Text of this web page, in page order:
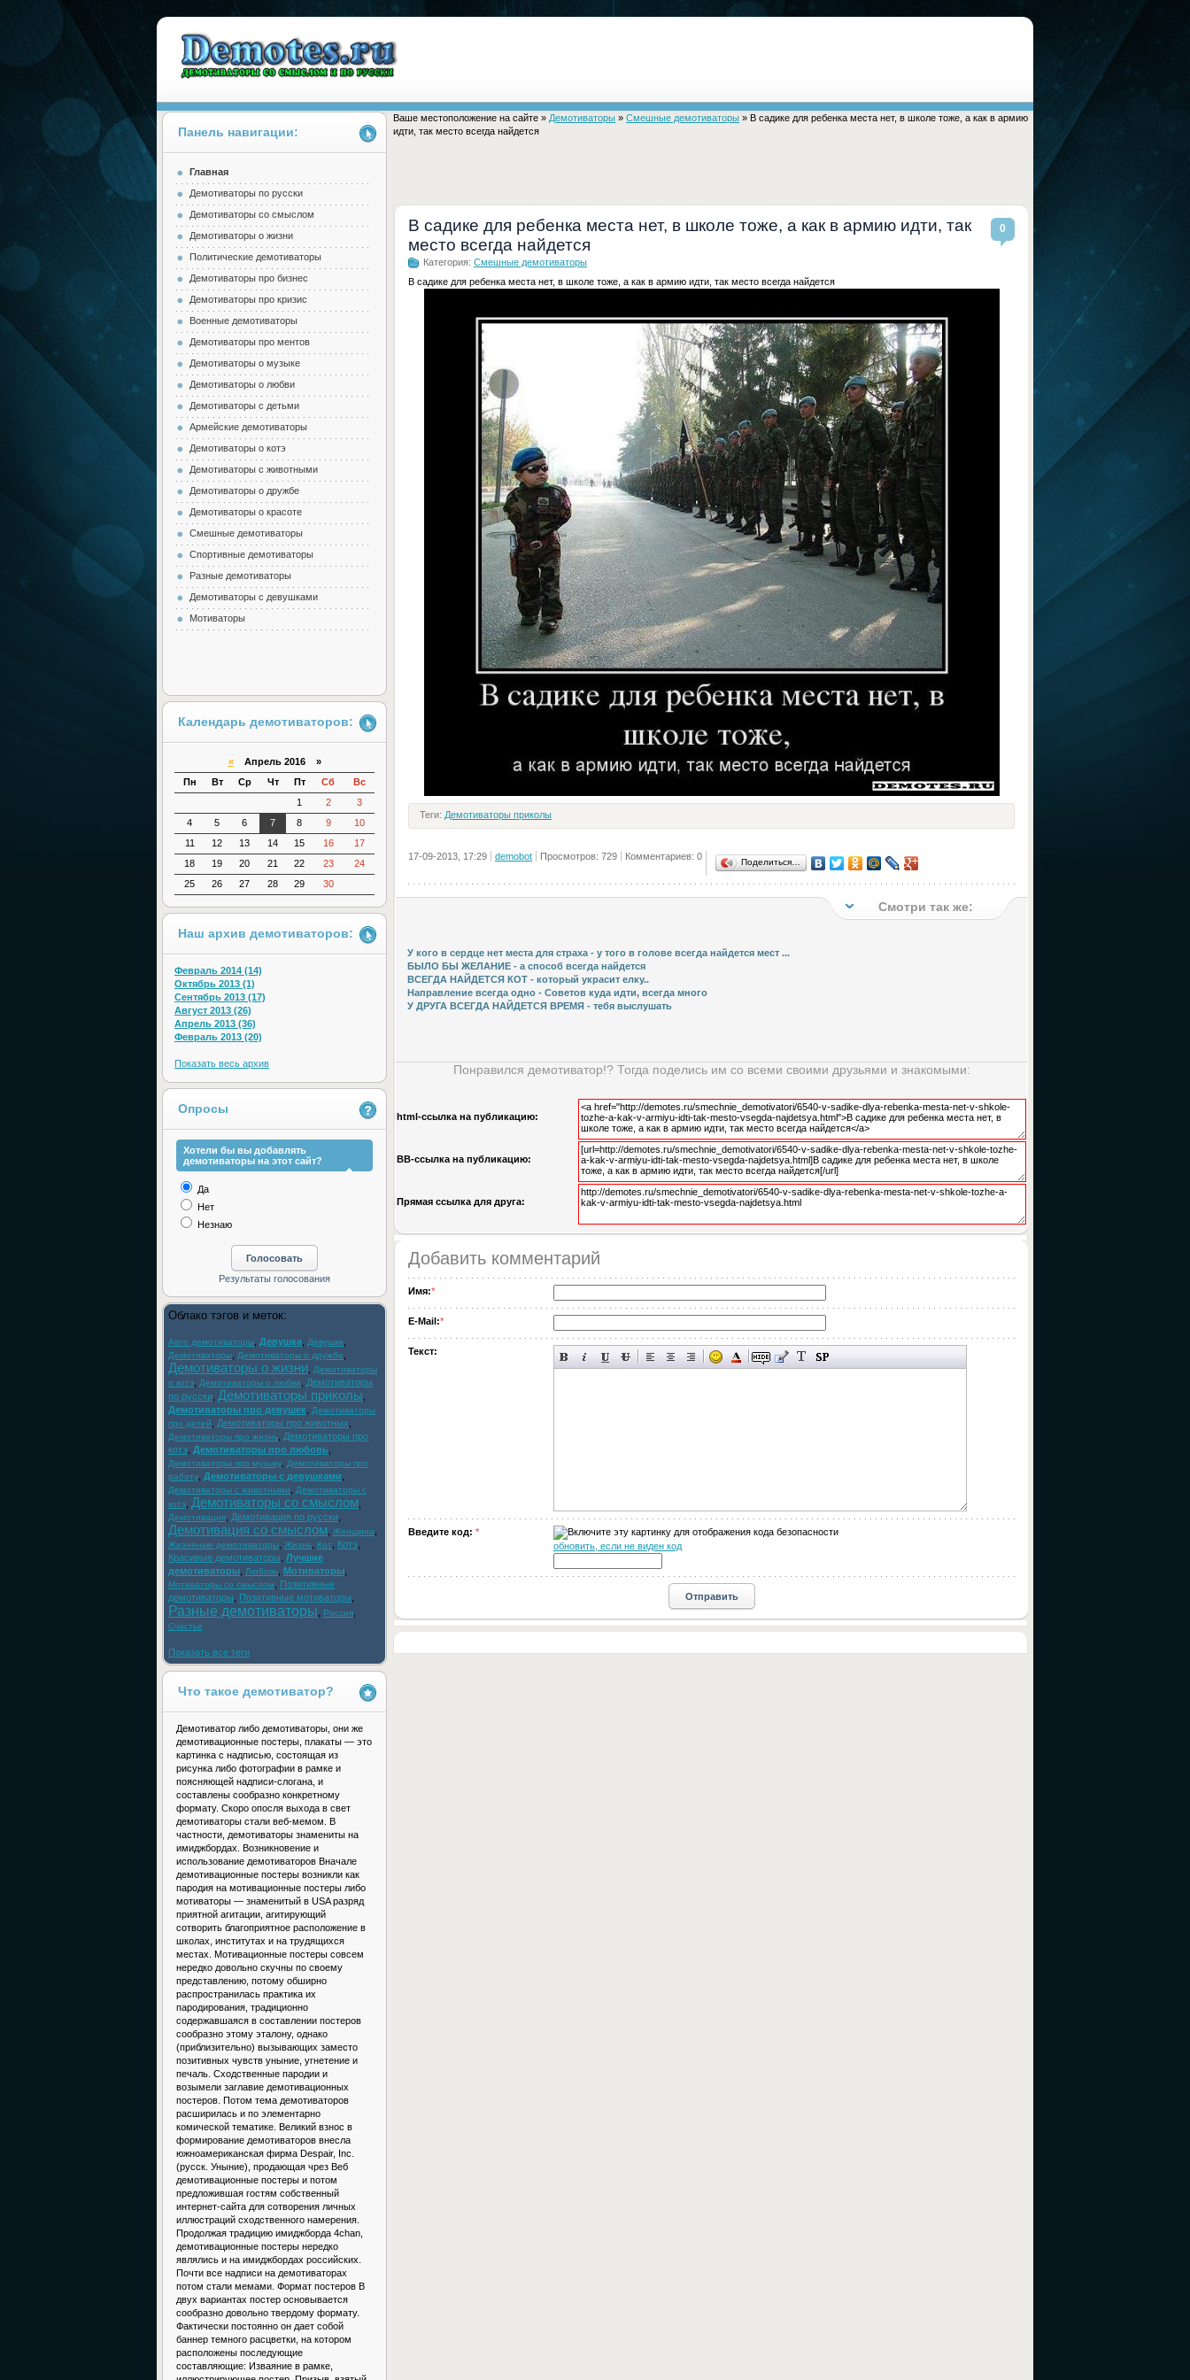
Demotes.ru
Ваше местоположение на сайте » Демотиваторы » Смешные демотиваторы » В садике для ребенка места нет, в школе тоже, а как в армию
идти, так место всегда найдется
0
В садике для ребенка места нет, в школе тоже, а как в армию идти, так
место всегда найдется
Категория: Смешные демотиваторы
В садике для ребенка места нет, в школе тоже, а как в армию идти, так место всегда найдется
Теги: Демотиваторы приколы
17-09-2013, 17:29 demobot Просмотров: 729 Комментариев: 0
Поделиться…
Смотри так же:
У кого в сердце нет места для страха - у того в голове всегда найдется мест ...
БЫЛО БЫ ЖЕЛАНИЕ - а способ всегда найдется
ВСЕГДА НАЙДЕТСЯ КОТ - который украсит елку..
Направление всегда одно - Советов куда идти, всегда много
У ДРУГА ВСЕГДА НАЙДЕТСЯ ВРЕМЯ - тебя выслушать
Понравился демотиватор!? Тогда поделись им со всеми своими друзьями и знакомыми:
html-cсылка на публикацию:
BB-cсылка на публикацию:
Прямая ссылка для друга:
Добавить комментарий
Имя:*
E-Mail:*
Текст:
Введите код: *
обновить, если не виден код
Панель навигации:
Главная
Демотиваторы по русски
Демотиваторы со смыслом
Демотиваторы о жизни
Политические демотиваторы
Демотиваторы про бизнес
Демотиваторы про кризис
Военные демотиваторы
Демотиваторы про ментов
Демотиваторы о музыке
Демотиваторы о любви
Демотиваторы с детьми
Армейские демотиваторы
Демотиваторы о котэ
Демотиваторы с животными
Демотиваторы о дружбе
Демотиваторы о красоте
Смешные демотиваторы
Спортивные демотиваторы
Разные демотиваторы
Демотиваторы с девушками
Мотиваторы
Календарь демотиваторов:
«Апрель 2016 »
Пн
Вт Ср Чт Пт Сб
Вс
1
2
3
4
5 6 7 8 9
10
11
12 13 14 15 16
17
18
19 20 21 22 23
24
25
26 27 28 29 30
Наш архив демотиваторов:
Февраль 2014 (14)
Октябрь 2013 (1)
Сентябрь 2013 (17)
Август 2013 (26)
Апрель 2013 (36)
Февраль 2013 (20)
Показать весь архив
Опросы
Хотели бы вы добавлять
демотиваторы на этот сайт?
Да
Нет
Незнаю
Облако тэгов и меток:
Авто демотиваторы Девушка Девушки
Демотиваторы Демотиваторы о дружбе
Демотиваторы о жизни
Демотиваторы
о котэ
Демотиваторы о любви
Демотиваторы
по русски Демотиваторы приколы
Демотиваторы про девушек
Демотиваторы
про детей
Демотиваторы про животных
Демотиваторы про жизнь
Демотиваторы про
котэ
Демотиваторы про любовь
Демотиваторы про музыку
Демотиваторы про
работу
Демотиваторы с девушками
Демотиваторы с животными
Демотиваторы с
котэ
Демотиваторы со смыслом
Демотивация Демотивация по русски
Демотивация со смыслом Женщина
Жизненые демотиваторы Жизнь Кот Котэ
Красивые демотиваторы Лучшие
демотиваторы
Любовь Мотиваторы
Мотиваторы со смыслом
Позитивные
демотиваторы
Позитивные мотиваторы
Разные демотиваторы Россия
Счастье
Показать все теги
Что такое демотиватор?
Демотиватор либо демотиваторы, они же
демотивационные постеры, плакаты — это
картинка с надписью, состоящая из
рисунка либо фотографии в рамке и
поясняющей надписи-слогана, и
составлены сообразно конкретному
формату. Скоро опосля выхода в свет
демотиваторы стали веб-мемом. В
частности, демотиваторы знамениты на
имиджбордах. Возникновение и
использование демотиваторов Вначале
демотивационные постеры возникли как
пародия на мотивационные постеры либо
мотиваторы — знаменитый в USA разряд
приятной агитации, агитирующий
сотворить благоприятное расположение в
школах, институтах и на трудящихся
местах. Мотивационные постеры совсем
нередко довольно скучны по своему
представлению, потому обширно
распространилась практика их
пародирования, традиционно
содержавшаяся в составлении постеров
сообразно этому эталону, однако
(приблизительно) вызывающих заместо
позитивных чувств уныние, угнетение и
печаль. Сходственные пародии и
возымели заглавие демотивационных
постеров. Потом тема демотиваторов
расширилась и по элементарно
комической тематике. Великий взнос в
формирование демотиваторов внесла
южноамериканская фирма Despair, Inc.
(русск. Уныние), продающая чрез Веб
демотивационные постеры и потом
предложившая гостям собственный
интернет-сайта для сотворения личных
иллюстраций сходственного намерения.
Продолжая традицию имиджборда 4chan,
демотивационные постеры нередко
являлись и на имиджбордах российских.
Почти все надписи на демотиваторах
потом стали мемами. Формат постеров В
двух вариантах постер основывается
сообразно довольно твердому формату.
Фактически постоянно он дает собой
баннер темного расцветки, на котором
расположены последующие
составляющие: Изваяние в рамке,